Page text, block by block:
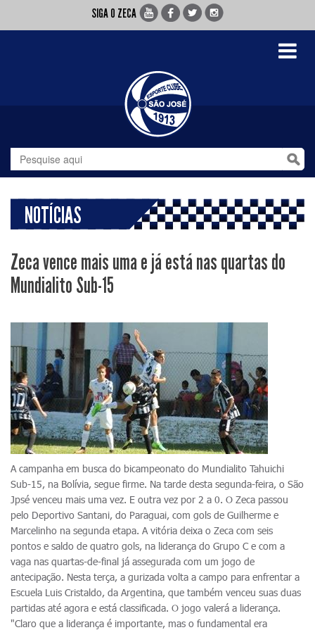
SIGA O ZECA
Toggle
NOTÍCIAS
Zeca vence mais uma e já está nas quartas do
Mundialito Sub-15
A campanha em busca do bicampeonato do Mundialito Tahuichi
Sub-15, na Bolívia, segue firme. Na tarde desta segunda-feira, o São
Jpsé venceu mais uma vez. E outra vez por 2 a 0. O Zeca passou
pelo Deportivo Santani, do Paraguai, com gols de Guilherme e
Marcelinho na segunda etapa. A vitória deixa o Zeca com seis
pontos e saldo de quatro gols, na liderança do Grupo C e com a
vaga nas quartas-de-final já assegurada com um jogo de
antecipação. Nesta terça, a gurizada volta a campo para enfrentar a
Escuela Luis Cristaldo, da Argentina, que também venceu suas duas
partidas até agora e está classificada. O jogo valerá a liderança.
"Claro que a liderança é importante, mas o fundamental era